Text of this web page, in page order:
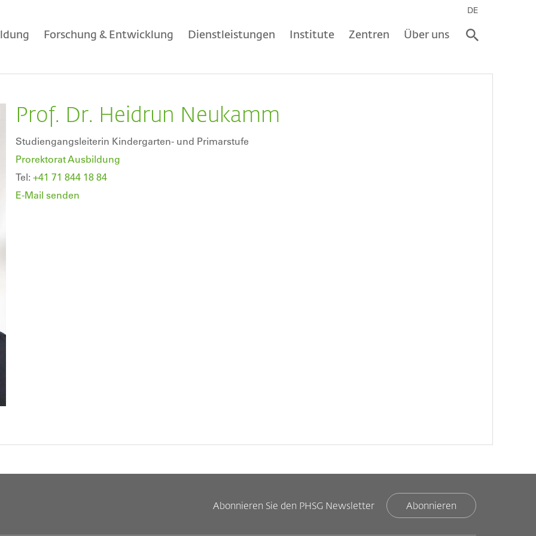
Forschung & Entwicklung Dienstleistungen Institute Zentren Über uns
DE
Prof. Dr. Heidrun Neukamm
Studiengangsleiterin Kindergarten- und Primarstufe
Prorektorat Ausbildung
Tel: +41 71 844 18 84
E-Mail senden
Abonnieren Sie den PHSG Newsletter Abonnieren